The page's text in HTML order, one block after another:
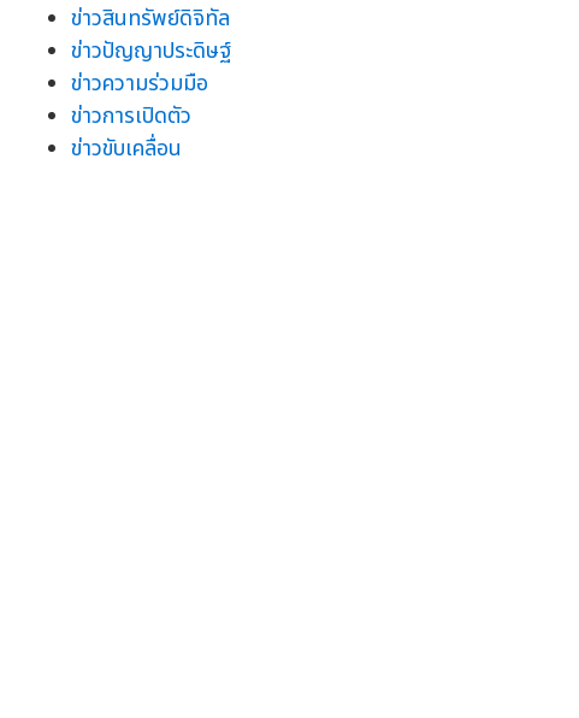
ข่าวสินทรัพย์ดิจิทัล
ข่าวปัญญาประดิษฐ์
ข่าวความร่วมมือ
ข่าวการเปิดตัว
ข่าวขับเคลื่อน